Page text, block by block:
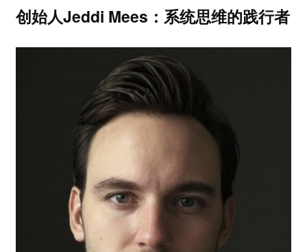
创始人Jeddi Mees：系统思维的践行者